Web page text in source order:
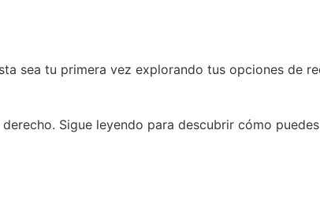
sea tu primera vez explorando tus opciones de
Sigue leyendo para descubrir cómo